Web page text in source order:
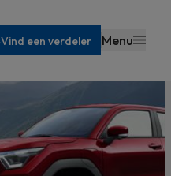
Vind een verdeler Menu